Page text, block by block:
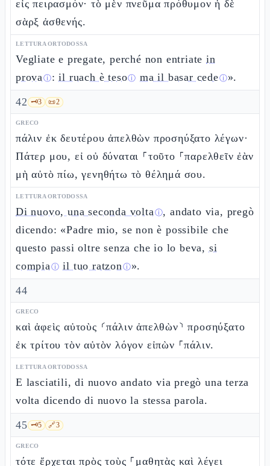
εἰς πειρασμόν· τὸ μὲν πνεῦμα πρόθυμον ἡ δὲ
σὰρξ ἀσθενής.
LETTURA ORTODOSSA
Vegliate e pregate, perché non entriate in
provaⓘ:il ruach è tesoⓘ ma il basar cedeⓘ».
42 🗝️3 📜2
GRECO
πάλιν ἐκ δευτέρου ἀπελθὼν προσηύξατο λέγων·
Πάτερ μου, εἰ οὐ δύναται ⸀τοῦτο ⸀παρελθεῖν ἐὰν
μὴ αὐτὸ πίω, γενηθήτω τὸ θέλημά σου.
LETTURA ORTODOSSA
Di nuovo, una seconda voltaⓘ, andato via, pregò
dicendo: «Padre mio, se non è possibile che
questo passi oltre senza che io lo beva, si
compiaⓘ il tuo ratzonⓘ».
44
GRECO
καὶ ἀφεὶς αὐτοὺς ⸂πάλιν ἀπελθὼν⸃ προσηύξατο
ἐκ τρίτου τὸν αὐτὸν λόγον εἰπὼν ⸀πάλιν.
LETTURA ORTODOSSA
E lasciatili, di nuovo andato via pregò una terza
volta dicendo di nuovo la stessa parola.
45 🗝️5 🔗3
GRECO
τότε ἔρχεται πρὸς τοὺς ⸀μαθητὰς καὶ λέγει